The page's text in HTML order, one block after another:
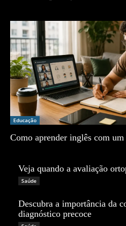
Educação
Como aprender inglês com
Veja quando a avaliação
Saúde
Descubra a importância da
diagnóstico precoce